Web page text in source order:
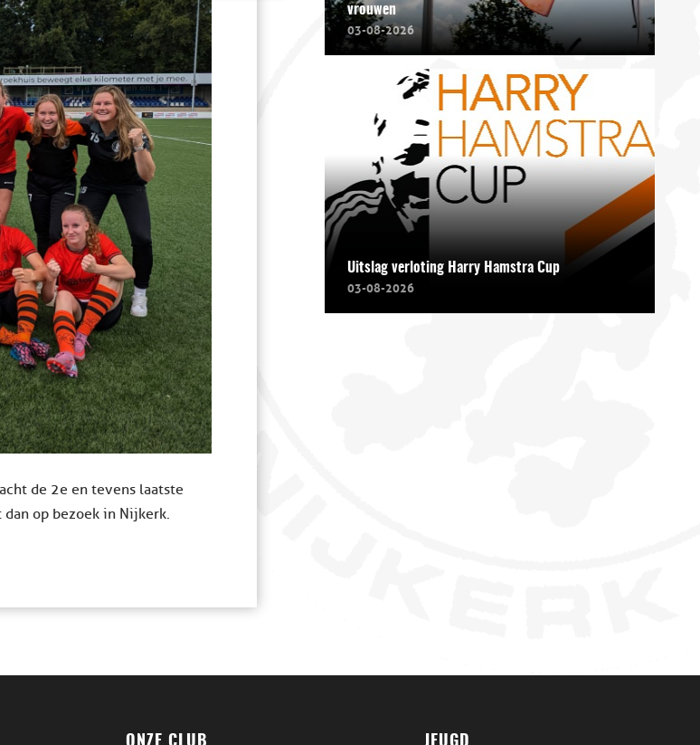
de 2e en tevens laatste
op bezoek in Nijkerk.
vrouwen
03-08-2026
Uitslag verloting Harry Hamstra Cup
03-08-2026